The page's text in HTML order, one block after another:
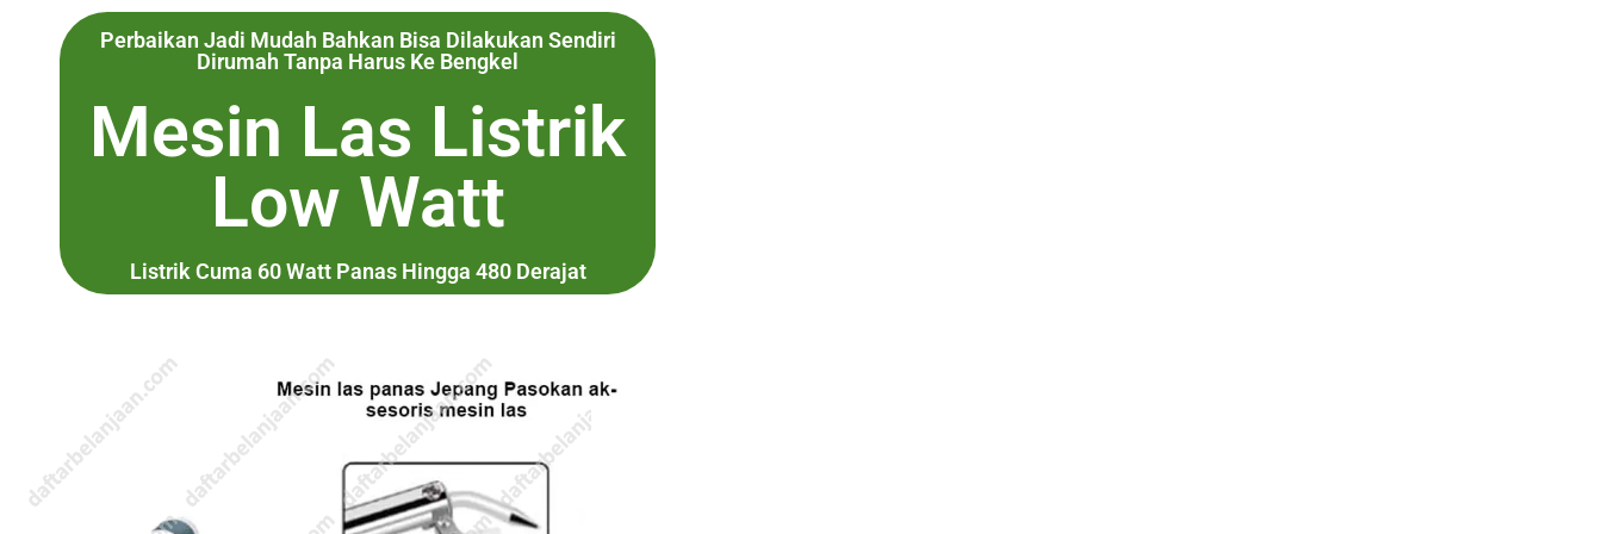
Perbaikan Jadi Mudah Bahkan Bisa Dilakukan Sendiri
Dirumah Tanpa Harus Ke Bengkel
Mesin Las Listrik
Low Watt
Listrik Cuma 60 Watt Panas Hingga 480 Derajat